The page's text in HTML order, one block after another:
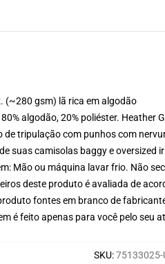
(~280 gsm) lã rica em algodão
algodão, 20% poliéster. Heather
de tripulação com punhos com
suas camisolas baggy e oversized
Mão ou máquina lavar frio. Não
deste produto é avaliada de
fontes em branco de
é feito apenas para você pelo seu
SKU:75133025-